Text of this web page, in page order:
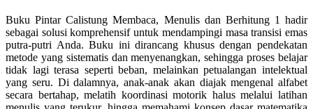
Buku Pintar Calistung Membaca, Menulis dan Berhitung 1 hadir
sebagai solusi komprehensif untuk mendampingi masa transisi emas
putra-putri Anda. Buku ini dirancang khusus dengan pendekatan
metode yang sistematis dan menyenangkan, sehingga proses belajar
tidak lagi terasa seperti beban, melainkan petualangan intelektual
yang seru. Di dalamnya, anak-anak akan diajak mengenal alfabet
secara bertahap, melatih koordinasi motorik halus melalui latihan